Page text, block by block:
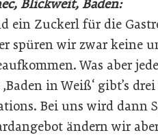
Blickweit, Baden:
ein Zuckerl für die
spüren wir zwar keine
Was aber
,Baden in Weiß‘ gibt’s
Bei uns wird dann
ändern wir